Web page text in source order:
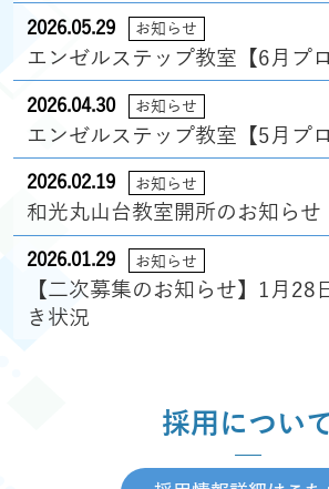
2026.05.29 お知らせ
エンゼルステップ教室【6月プ
2026.04.30 お知らせ
エンゼルステップ教室【5月プ
2026.02.19 お知らせ
和光丸山台教室開所のお知らせ
2026.01.29 お知らせ
【二次募集のお知らせ】1月28
き状況
採用につい